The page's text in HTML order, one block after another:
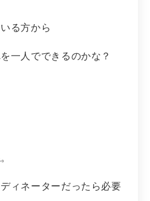
る方から
一人でできるのかな？
ィネーターだったら必要